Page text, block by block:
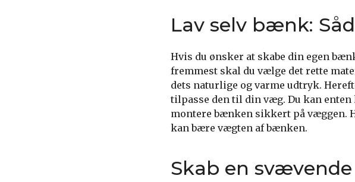
Lav selv bænk:
Hvis du ønsker at skabe din egen
fremmest skal du vælge det rette
dets naturlige og varme udtryk.
tilpasse den til din væg. Du kan
montere bænken sikkert på væggen.
kan bære vægten af bænken.
Skab en